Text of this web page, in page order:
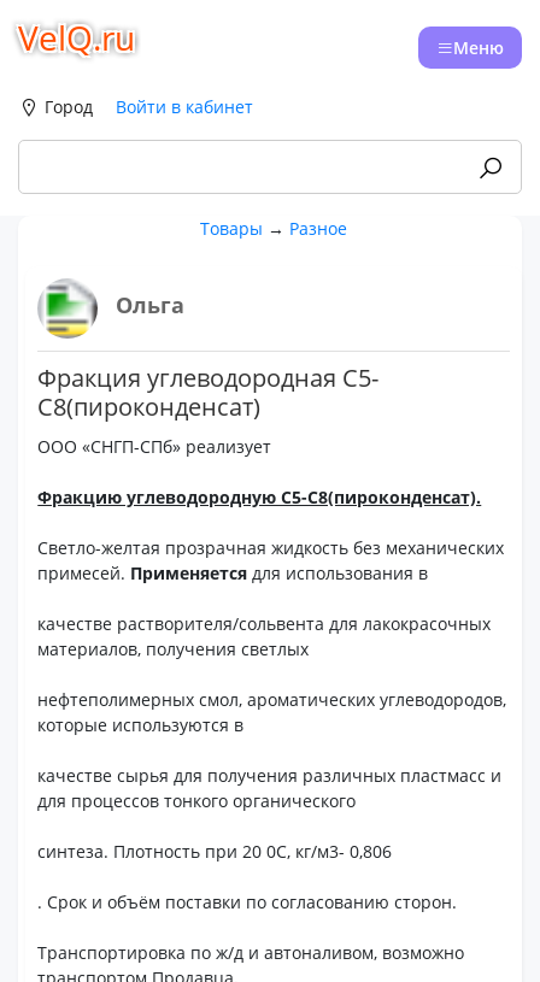
VelQ.ru Меню
Город Войти в кабинет
Товары → Разное
Ольга
Фракция углеводородная С5-
С8(пироконденсат)
ООО «СНГП-СПб» реализует
Фракцию углеводородную С5-С8(пироконденсат).
Светло-желтая прозрачная жидкость без механических
примесей. Применяется для использования в
качестве растворителя/сольвента для лакокрасочных
материалов, получения светлых
нефтеполимерных смол, ароматических углеводородов,
которые используются в
качестве сырья для получения различных пластмасс и
для процессов тонкого органического
синтеза. Плотность при 20 0С, кг/м3- 0,806
. Срок и объём поставки по согласованию сторон.
Транспортировка по ж/д и автоналивом, возможно